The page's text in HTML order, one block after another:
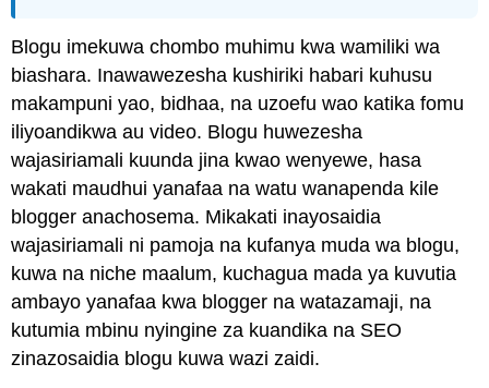
Blogu imekuwa chombo muhimu kwa wamiliki wa
biashara. Inawawezesha kushiriki habari kuhusu
makampuni yao, bidhaa, na uzoefu wao katika fomu
iliyoandikwa au video. Blogu huwezesha
wajasiriamali kuunda jina kwao wenyewe, hasa
wakati maudhui yanafaa na watu wanapenda kile
blogger anachosema. Mikakati inayosaidia
wajasiriamali ni pamoja na kufanya muda wa blogu,
kuwa na niche maalum, kuchagua mada ya kuvutia
ambayo yanafaa kwa blogger na watazamaji, na
kutumia mbinu nyingine za kuandika na SEO
zinazosaidia blogu kuwa wazi zaidi.